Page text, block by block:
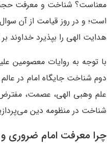
معناست؟ شناخت و معرفت حجت
است؛ و در روز قیامت از آن
هدایت الهی را بپذیرد خداوند
با توجه به روایات معصومین
دوم شناخت جایگاه امام در
علم وهبی الهی، عصمت، مفترض
شناخت در منظومه دین
چرا معرفت امام ضروری